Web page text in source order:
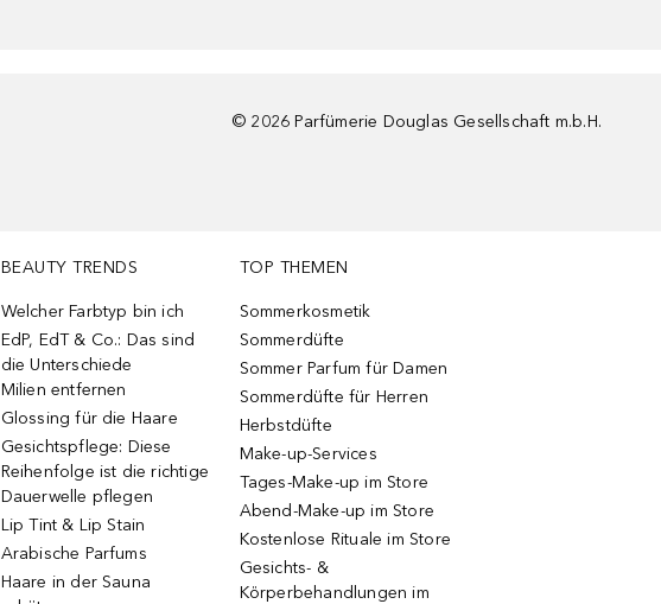
© 2026 Parfümerie Douglas Gesellschaft m.b.H.
BEAUTY TRENDS
Welcher Farbtyp bin ich
EdP, EdT & Co.: Das sind
die Unterschiede
Milien entfernen
Glossing für die Haare
Gesichtspflege: Diese
Reihenfolge ist die richtige
Dauerwelle pflegen
Lip Tint & Lip Stain
Arabische Parfums
Haare in der Sauna
TOP THEMEN
Sommerkosmetik
Sommerdüfte
Sommer Parfum für Damen
Sommerdüfte für Herren
Herbstdüfte
Make-up-Services
Tages-Make-up im Store
Abend-Make-up im Store
Kostenlose Rituale im Store
Gesichts- &
Körperbehandlungen im